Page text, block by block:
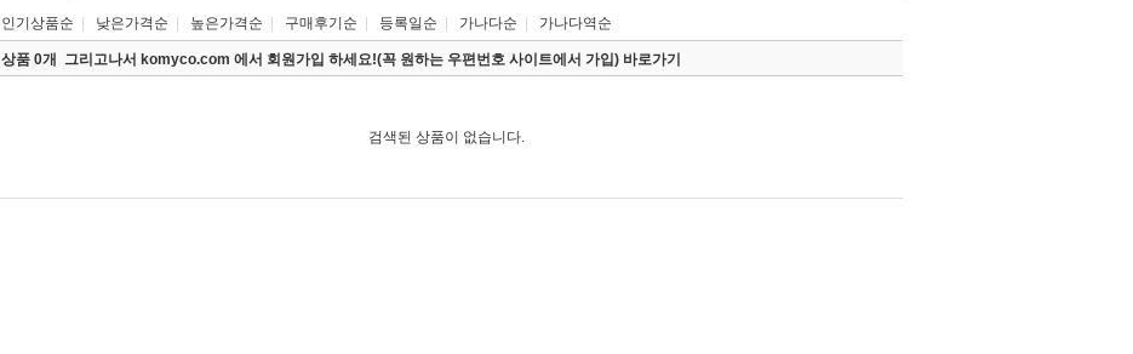
인기상품순 낮은가격순 높은가격순 구매후기순 등록일순 가나다순 가나다역순
상품 0개 그리고나서 komyco.com 에서 회원가입 하세요!(꼭 원하는 우편번호 사이트에서 가입) 바로가기
검색된 상품이 없습니다.